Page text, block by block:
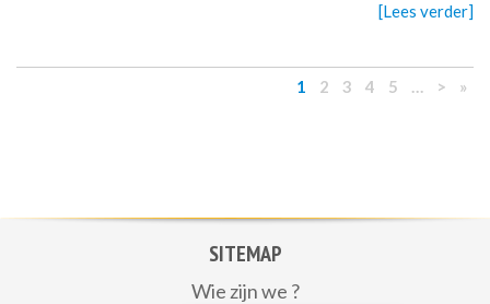
[Lees verder]
1 2 3 4 5 … > »
SITEMAP
Wie zijn we ?